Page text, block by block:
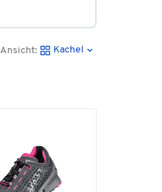
Ansicht: Kachel